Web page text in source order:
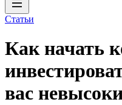
Статьи
Как начать
вас